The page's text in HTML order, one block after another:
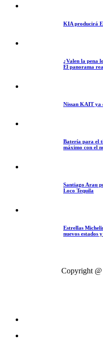
KIA producirá
¿Valen la pena
El panorama
Nissan KAIT ya
Batería para el
máximo con el
Santiago Arau
Loco Tequila
Estrellas
nuevos estados
Copyright @